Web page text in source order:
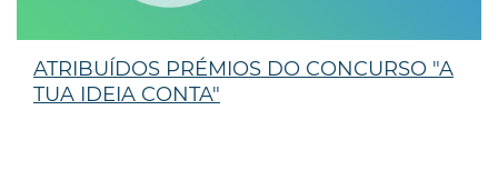
ATRIBUÍDOS PRÉMIOS DO CONCURSO "A
TUA IDEIA CONTA"